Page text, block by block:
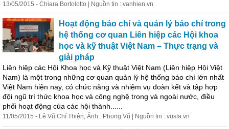
13/05/2015 - Chiara Bortolotto | Nguồn tin : vanhien.vn
Hoạt động báo chí và quản lý báo chí trong
hệ thống cơ quan Liên hiệp các Hội khoa
học và kỹ thuật Việt Nam – Thực trạng và
giải pháp
Liên hiệp các Hội Khoa học và Kỹ thuật Việt Nam (Liên hiệp Hội Việt
Nam) là một trong những cơ quan quản lý hệ thống báo chí lớn nhất
Việt Nam hiện nay, có chức năng và nhiệm vụ đoàn kết và tập hợp
đội ngũ trí thức khoa học và công nghệ trong và ngoài nước, điều
phối hoạt động của các hội thành......
11/05/2015 - Lê Vũ Chí Thiện; Ảnh : Phong Vũ | Nguồn tin : vusta.vn